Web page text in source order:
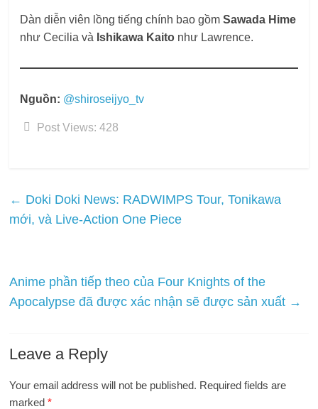
Dàn diễn viên lồng tiếng chính bao gồmSawada Hime
như Cecilia và Ishikawa Kaito như Lawrence.
Nguồn: @shiroseijyo_tv
Post Views: 428
← Doki Doki News: RADWIMPS Tour, Tonikawa
mới, và Live-Action One Piece
Anime phần tiếp theo của Four Knights of the
Apocalypse đã được xác nhận sẽ được sản xuất →
Leave a Reply
Your email address will not be published. Required fields are
marked*